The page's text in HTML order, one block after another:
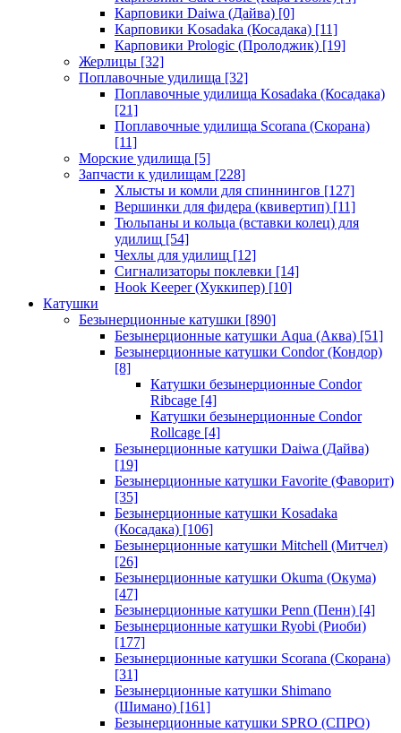
Карповики Daiwa (Дайва) [0]
Карповики Kosadaka (Косадака) [11]
Карповики Prologic (Пролоджик) [19]
Жерлицы [32]
Поплавочные удилища [32]
Поплавочные удилища Kosadaka (Косадака)
[21]
Поплавочные удилища Scorana (Скорана)
[11]
Морские удилища [5]
Запчасти к удилищам [228]
Хлысты и комли для спиннингов [127]
Вершинки для фидера (квивертип) [11]
Тюльпаны и кольца (вставки колец) для
удилищ [54]
Чехлы для удилищ [12]
Сигнализаторы поклевки [14]
Hook Keeper (Хуккипер) [10]
Катушки
Безынерционные катушки [890]
Безынерционные катушки Aqua (Аква) [51]
Безынерционные катушки Condor (Кондор)
[8]
Катушки безынерционные Condor
Ribcage [4]
Катушки безынерционные Condor
Rollcage [4]
Безынерционные катушки Daiwa (Дайва)
[19]
Безынерционные катушки Favorite (Фаворит)
[35]
Безынерционные катушки Kosadaka
(Косадака) [106]
Безынерционные катушки Mitchell (Митчел)
[26]
Безынерционные катушки Okuma (Окума)
[47]
Безынерционные катушки Penn (Пенн) [4]
Безынерционные катушки Ryobi (Риоби)
[177]
Безынерционные катушки Scorana (Скорана)
[31]
Безынерционные катушки Shimano
(Шимано) [161]
Безынерционные катушки SPRO (СПРО)